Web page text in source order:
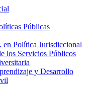
Públicas
en Política Jurisdiccional
los Servicios Públicos
y Desarrollo